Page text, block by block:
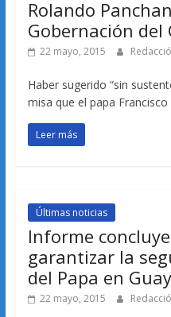
Rolando
Gobernación del
22 mayo, 2015
Haber sugerido “sin
misa que el papa
Leer más
Últimas noticias
Informe
garantizar la
del Papa en
22 mayo, 2015